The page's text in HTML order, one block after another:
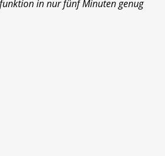
in nur fünf Minuten genug